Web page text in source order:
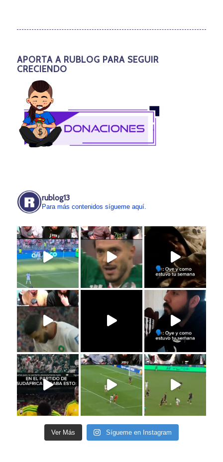
APORTA A RUBLOG PARA SEGUIR
CRECIENDO
rublog13
Para más contenidos sígueme aquí.
Ver Más Sígueme en Instagram